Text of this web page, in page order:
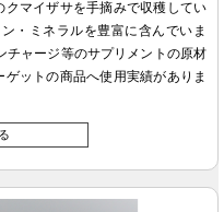
マイザサを手摘みで収穫してい
・ミネラルを豊富に含んでいま
チャージ等のサプリメントの原材
ットの商品へ使用実績がありま